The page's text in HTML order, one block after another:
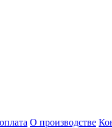
О производстве